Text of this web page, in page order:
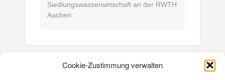
Cookie-Zustimmung verwalten
Siedlungswasserwirtschaft an der RWTH
Aachen